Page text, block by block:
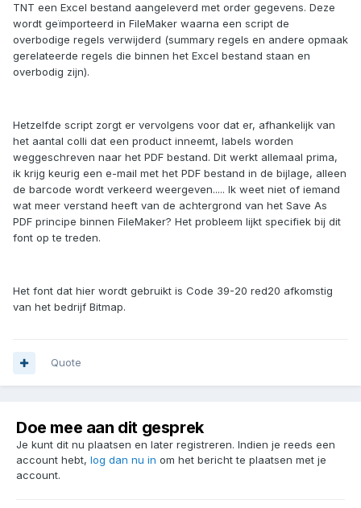
TNT een Excel bestand aangeleverd met order gegevens. Deze
wordt geïmporteerd in FileMaker waarna een script de
overbodige regels verwijderd (summary regels en andere opmaak
gerelateerde regels die binnen het Excel bestand staan en
overbodig zijn).
Hetzelfde script zorgt er vervolgens voor dat er, afhankelijk van
het aantal colli dat een product inneemt, labels worden
weggeschreven naar het PDF bestand. Dit werkt allemaal prima,
ik krijg keurig een e-mail met het PDF bestand in de bijlage, alleen
de barcode wordt verkeerd weergeven..... Ik weet niet of iemand
wat meer verstand heeft van de achtergrond van het Save As
PDF principe binnen FileMaker? Het probleem lijkt specifiek bij dit
font op te treden.
Het font dat hier wordt gebruikt is Code 39-20 red20 afkomstig
van het bedrijf Bitmap.
Quote
Doe mee aan dit gesprek
Je kunt dit nu plaatsen en later registreren. Indien je reeds een
account hebt, log dan nu in om het bericht te plaatsen met je
account.